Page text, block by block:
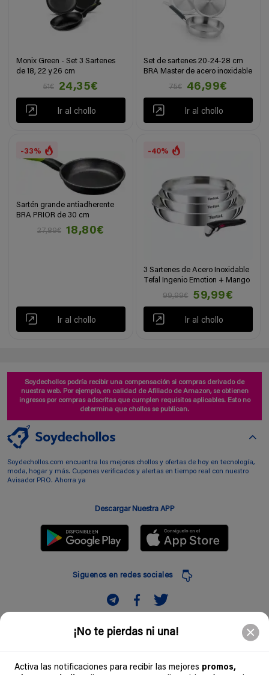
¡No te pierdas ni una!
Activa las notificaciones para recibir las mejores promos,
Monix Green - Set 3 Sartenes
de 18, 22 y 26 cm
51€
24,35€
Ir al chollo
Set de sartenes 20-24-28 cm
BRA Master de acero inoxidable
75€
46,99€
Ir al chollo
-33%
Sartén grande antiadherente
BRA PRIOR de 30 cm
27,89€
18,80€
Ir al chollo
-40%
3 Sartenes de Acero Inoxidable
Tefal Ingenio Emotion + Mango
99,99€
59,99€
Ir al chollo
Soydechollos podría recibir una compensación si compras derivado de
nuestra web. Por ejemplo, en calidad de Afiliado de Amazon, se obtienen
ingresos por compras adscritas que cumplen requisitos aplicables. Esto no
determina que chollos se publican.
Soydechollos.com encuentra los mejores chollos y ofertas de hoy en tecnología,
moda, hogar y más. Cupones verificados y alertas en tiempo real con nuestro
Avisador PRO. Ahorra ya
Descargar Nuestra APP
Siguenos en redes sociales
Suscribir